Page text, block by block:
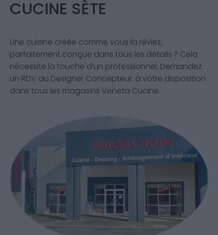
CUCINE SÈTE
Une cuisine créée comme vous la rêviez,
parfaitement conçue dans tous les détails ? Cela
nécessite la touche d’un professionnel. Demandez
un RDV au Designer Concepteur: à votre disposition
dans tous les magasins Veneta Cucine.